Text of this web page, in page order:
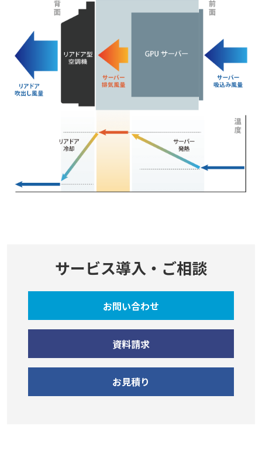
サービス導入・ご相談
お問い合わせ
資料請求
お見積り